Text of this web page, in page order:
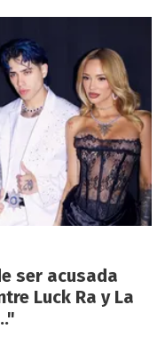
ser acusada
Luck Ra y La